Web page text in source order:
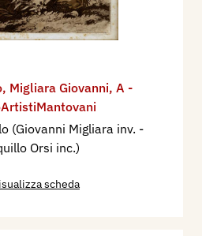
, Migliara Giovanni, A -
(Giovanni Migliara inv. -
Orsi inc.)
scheda